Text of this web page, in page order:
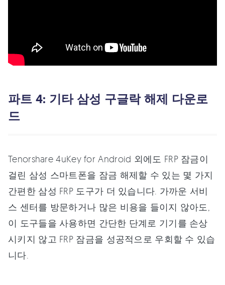
파트 4: 기타 삼성 구글락 해제 다운로
드
Tenorshare 4uKey for Android 외에도 FRP 잠금이
걸린 삼성 스마트폰을 잠금 해제할 수 있는 몇 가지
간편한 삼성 FRP 도구가 더 있습니다. 가까운 서비
스 센터를 방문하거나 많은 비용을 들이지 않아도,
이 도구들을 사용하면 간단한 단계로 기기를 손상
시키지 않고 FRP 잠금을 성공적으로 우회할 수 있습
니다.